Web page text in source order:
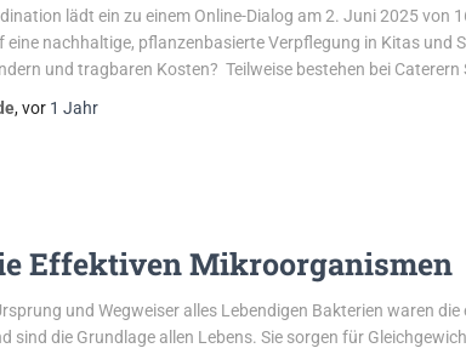
lädt ein zu einem Online-Dialog am 2. Juni 2025 von
eine nachhaltige, pflanzenbasierte Verpflegung in Kitas und
und tragbaren Kosten? Teilweise bestehen bei Caterern
, vor 1 Jahr
Effektiven Mikroorganismen
und Wegweiser alles Lebendigen Bakterien waren
sind die Grundlage allen Lebens. Sie sorgen für